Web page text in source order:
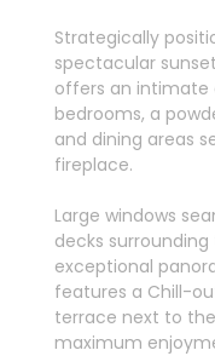
Strategically
spectacular
offers an intimate
bedrooms, a
and dining areas
fireplace.
Large windows
decks
exceptional
features a Chill-
terrace next to
maximum